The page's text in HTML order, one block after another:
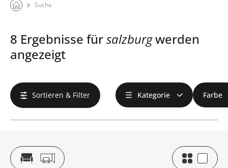
Suche
8 Ergebnisse fürsalzburgwerden
angezeigt
Sortieren & Filter Kategorie Farbe